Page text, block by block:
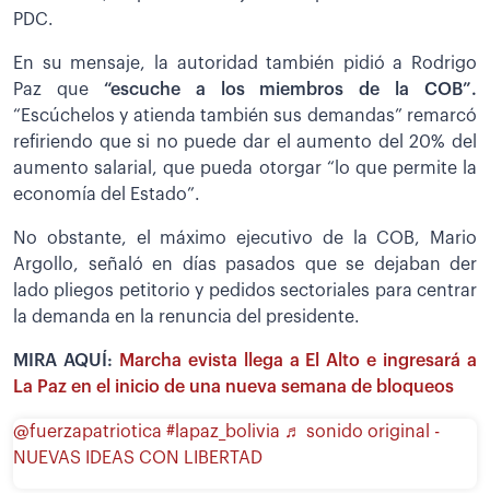
PDC.
En su mensaje, la autoridad también pidió a Rodrigo
Paz que“escuche a los miembros de la COB”.
“Escúchelos y atienda también sus demandas” remarcó
refiriendo que si no puede dar el aumento del 20% del
aumento salarial, que pueda otorgar “lo que permite la
economía del Estado”.
No obstante, el máximo ejecutivo de la COB, Mario
Argollo, señaló en días pasados que se dejaban der
lado pliegos petitorio y pedidos sectoriales para centrar
la demanda en la renuncia del presidente.
MIRA AQUÍ:
Marcha evista llega a El Alto e ingresará a
La Paz en el inicio de una nueva semana de bloqueos
@fuerzapatriotica #lapaz_bolivia ♬ sonido original -
NUEVAS IDEAS CON LIBERTAD